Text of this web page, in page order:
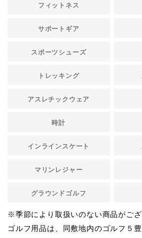
フィットネス
サポートギア
スポーツシューズ
トレッキング
アスレチックウェア
時計
インラインスケート
マリンレジャー
グラウンドゴルフ
※季節により取扱いのない商品がござ
ゴルフ用品は、同敷地内のゴルフ５